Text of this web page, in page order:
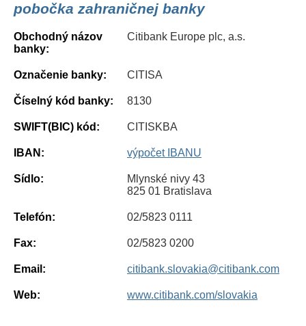
pobočka zahraničnej banky
Obchodný názov
banky:
Citibank Europe plc, a.s.
Označenie banky: CITISA
Číselný kód banky: 8130
SWIFT(BIC) kód: CITISKBA
IBAN: výpočet IBANU
Sídlo:
Mlynské nivy 43
825 01 Bratislava
Telefón: 02/5823 0111
Fax: 02/5823 0200
Email: citibank.slovakia@citibank.com
Web: www.citibank.com/slovakia